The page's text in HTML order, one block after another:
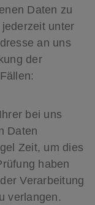
Daten zu
unter
an uns
der
bei uns
Daten
Zeit, um dies
haben
Verarbeitung
verlangen.